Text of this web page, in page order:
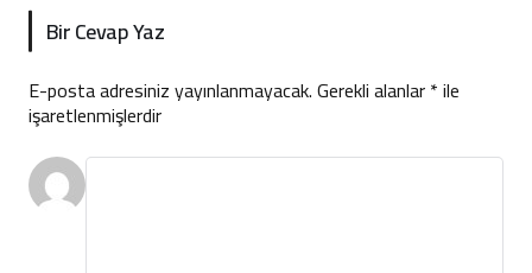
Bir Cevap Yaz
E-posta adresiniz yayınlanmayacak.Gerekli alanlar*ile
işaretlenmişlerdir